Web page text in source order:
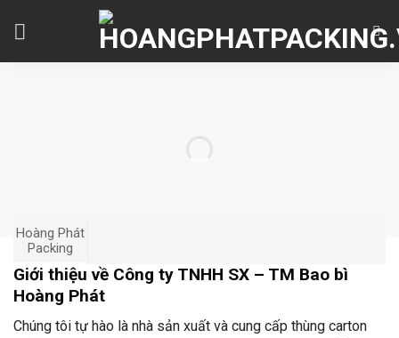
Hoàng Phát
Packing
Giới thiệu về Công ty TNHH SX – TM Bao bì
Hoàng Phát
Chúng tôi tự hào là nhà sản xuất và cung cấp thùng carton